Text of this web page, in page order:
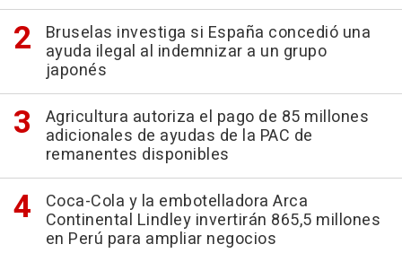
Bruselas investiga si España concedió una
ayuda ilegal al indemnizar a un grupo
japonés
Agricultura autoriza el pago de 85 millones
adicionales de ayudas de la PAC de
remanentes disponibles
Coca-Cola y la embotelladora Arca
Continental Lindley invertirán 865,5 millones
en Perú para ampliar negocios